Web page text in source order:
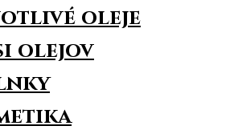
oleje
olejov